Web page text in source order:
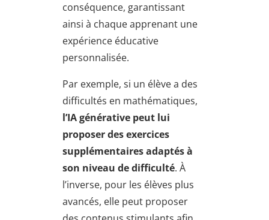
conséquence, garantissant
ainsi à chaque apprenant une
expérience éducative
personnalisée.
Par exemple, si un élève a des
difficultés en mathématiques,
l’IA générative peut lui
proposer des exercices
supplémentaires adaptés à
son niveau de difficulté. À
l’inverse, pour les élèves plus
avancés, elle peut proposer